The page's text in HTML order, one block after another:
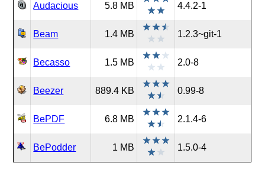
Audacious 5.8 MB 4.4.2-1
Beam 1.4 MB 1.2.3~git-1
Becasso 1.5 MB 2.0-8
Beezer 889.4 KB 0.99-8
BePDF 6.8 MB 2.1.4-6
BePodder 1 MB 1.5.0-4